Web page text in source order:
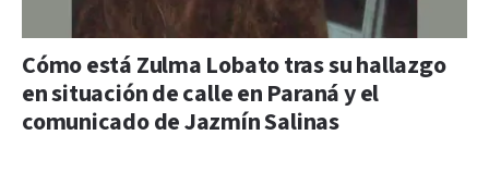
Cómo está Zulma Lobato tras su hallazgo
en situación de calle en Paraná y el
comunicado de Jazmín Salinas